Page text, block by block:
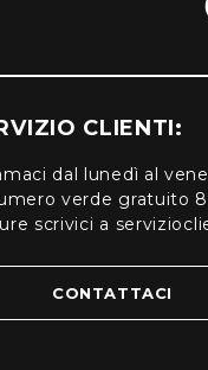
CLIENTI:
dal lunedì al
verde gratuito
scrivici a
CONTATTACI